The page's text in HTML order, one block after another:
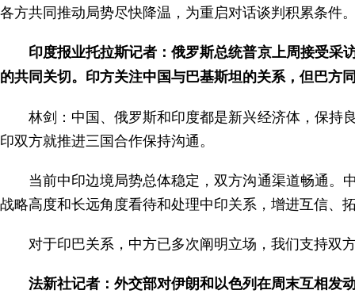
各方共同推动局势尽快降温，为重启对话谈判积累条件
印度报业托拉斯记者：俄罗斯总统普京上周接受采
的共同关切。印方关注中国与巴基斯坦的关系，但巴方
林剑：中国、俄罗斯和印度都是新兴经济体，保持
印双方就推进三国合作保持沟通。
当前中印边境局势总体稳定，双方沟通渠道畅通。
战略高度和长远角度看待和处理中印关系，增进互信、
对于印巴关系，中方已多次阐明立场，我们支持双
法新社记者：外交部对伊朗和以色列在周末互相发